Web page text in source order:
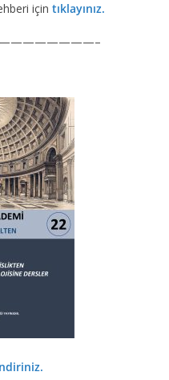
için tıklayınız.